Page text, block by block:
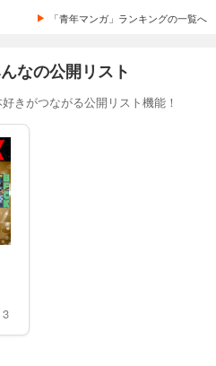
「青年マンガ」ランキングの一覧へ
なの公開リスト
きがつながる公開リスト機能！
3